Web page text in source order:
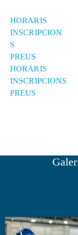
HORARIS
INSCRIPCION
S
PREUS
HORARIS
INSCRIPCIONS
PREUS